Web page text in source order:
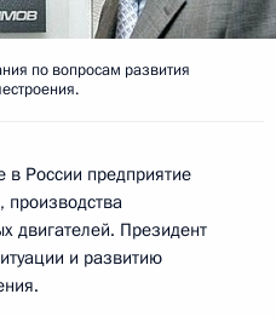
по вопросам развития
в России предприятие
двигателей. Президент
и развитию